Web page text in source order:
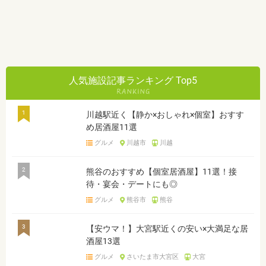
人気施設記事ランキング Top5
1
川越駅近く【静か×おしゃれ×個室】おすす
め居酒屋11選
グルメ 川越市 川越
2
熊谷のおすすめ【個室居酒屋】11選！接
待・宴会・デートにも◎
グルメ 熊谷市 熊谷
3
【安ウマ！】大宮駅近くの安い×大満足な居
酒屋13選
グルメ さいたま市大宮区 大宮